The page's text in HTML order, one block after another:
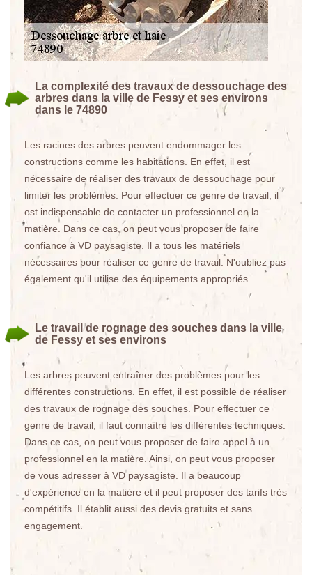
La complexité des travaux de dessouchage des
arbres dans la ville de Fessy et ses environs
dans le 74890
Les racines des arbres peuvent endommager les
constructions comme les habitations. En effet, il est
nécessaire de réaliser des travaux de dessouchage pour
limiter les problèmes. Pour effectuer ce genre de travail, il
est indispensable de contacter un professionnel en la
matière. Dans ce cas, on peut vous proposer de faire
confiance à VD paysagiste. Il a tous les matériels
nécessaires pour réaliser ce genre de travail. N'oubliez pas
également qu'il utilise des équipements appropriés.
Le travail de rognage des souches dans la ville
de Fessy et ses environs
Les arbres peuvent entraîner des problèmes pour les
différentes constructions. En effet, il est possible de réaliser
des travaux de rognage des souches. Pour effectuer ce
genre de travail, il faut connaître les différentes techniques.
Dans ce cas, on peut vous proposer de faire appel à un
professionnel en la matière. Ainsi, on peut vous proposer
de vous adresser à VD paysagiste. Il a beaucoup
d'expérience en la matière et il peut proposer des tarifs très
compétitifs. Il établit aussi des devis gratuits et sans
engagement.